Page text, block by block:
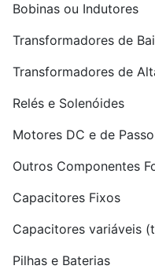
Bobinas ou Indutores
Transformadores de
Transformadores de
Relés e Solenóides
Motores DC e de Passo
Outros Componentes
Capacitores Fixos
Capacitores variáveis
Pilhas e Baterias